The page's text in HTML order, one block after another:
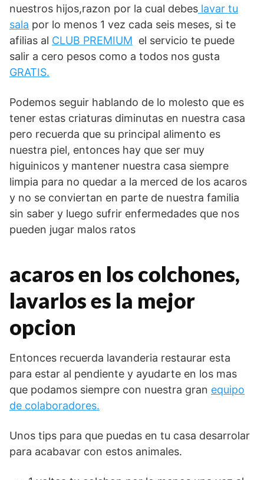
nuestros hijos,razon por la cual debes lavar tu
sala por lo menos 1 vez cada seis meses, si te
afilias al CLUB PREMIUM el servicio te puede
salir a cero pesos como a todos nos gusta
GRATIS.
Podemos seguir hablando de lo molesto que es
tener estas criaturas diminutas en nuestra casa
pero recuerda que su principal alimento es
nuestra piel, entonces hay que ser muy
higuinicos y mantener nuestra casa siempre
limpia para no quedar a la merced de los acaros
y no se conviertan en parte de nuestra familia
sin saber y luego sufrir enfermedades que nos
pueden jugar malos ratos
acaros en los colchones,
lavarlos es la mejor
opcion
Entonces recuerda lavanderia restaurar esta
para estar al pendiente y ayudarte en los mas
que podamos siempre con nuestra gran equipo
de colaboradores.
Unos tips para que puedas en tu casa desarrolar
para acabavar con estos animales.